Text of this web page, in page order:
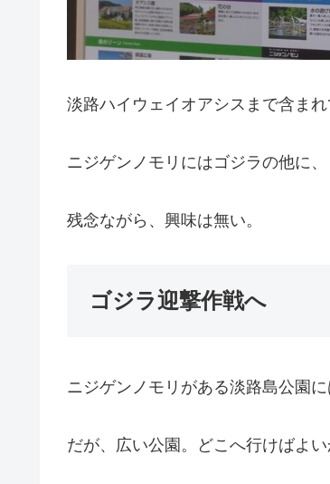
淡路ハイウェイオアシスまで含まれ
ニジゲンノモリにはゴジラの他に
残念ながら、興味は無い。
ゴジラ迎撃作戦へ
ニジゲンノモリがある淡路島公園に
だが、広い公園。どこへ行けばよい